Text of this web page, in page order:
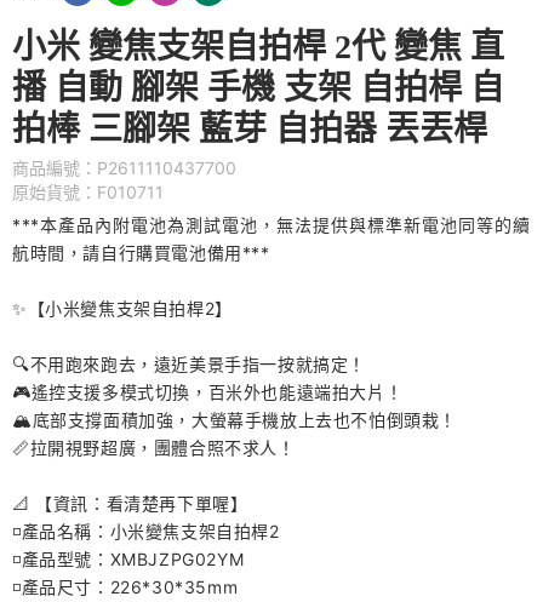
小米 變焦支架自拍桿 2代 變焦 直
播 自動 腳架 手機 支架 自拍桿 自
拍棒 三腳架 藍芽 自拍器 丟丟桿
商品編號：P2611110437700
原始貨號：F010711
***本產品內附電池為測試電池，無法提供與標準新電池同等的續
航時間，請自行購買電池備用***
✨【小米變焦支架自拍桿2】
🔍不用跑來跑去，遠近美景手指一按就搞定！
🎮遙控支援多模式切換，百米外也能遠端拍大片！
🏔️底部支撐面積加強，大螢幕手機放上去也不怕倒頭栽！
📏拉開視野超廣，團體合照不求人！
📐 【資訊：看清楚再下單喔】
◽️產品名稱：小米變焦支架自拍桿2
◽️產品型號：XMBJZPG02YM
◽️產品尺寸：226*30*35mm